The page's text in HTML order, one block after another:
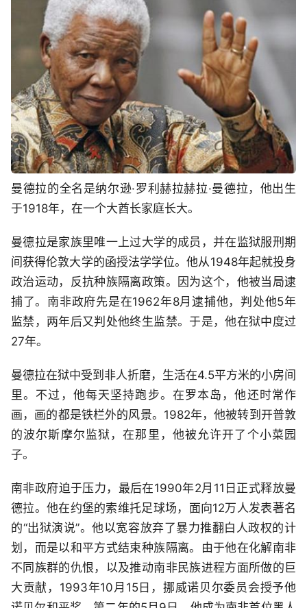
曼德拉的全名是纳尔逊·罗利赫拉赫拉·曼德拉，他出生
于1918年，在一个大酋长家庭长大。
曼德拉是家族里唯一上过大学的成员，并在监狱服刑期
间获得伦敦大学的函授法学学位。他从1948年起就投身
政治运动，反抗种族隔离政策。因为这个，他被当局逮
捕了。南非政府先是在1962年8月逮捕他，判处他5年
监禁，两年后又判处他终生监禁。于是，他在狱中度过
27年。
曼德拉在狱中受到非人折磨，生活在4.5平方米的小房间
里。不过，他每天坚持跑步。在罗本岛，他还时常作
画，画的都是铁栏外的风景。1982年，他被转到开普敦
的波尔斯摩尔监狱，在那里，他被允许开了个小菜园
子。
南非政府迫于压力，最后在1990年2月11日正式释放曼
德拉。他在约堡的索维托足球场，面向12万人发表著名
的“出狱演说”。他以宽容放弃了暴力推翻白人政权的计
划，而是以和平方式结束种族隔离。由于他在化解南非
不同族群的仇恨，以及推动南非民族进程方面所做的巨
大贡献，1993年10月15日，挪威诺贝尔委员会授予他